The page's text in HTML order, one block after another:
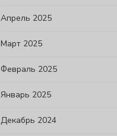
Апрель 2025
Март 2025
Февраль 2025
Январь 2025
Декабрь 2024